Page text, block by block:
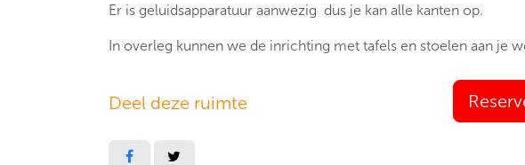
Er is geluidsapparatuur aanwezig dus je kan alle kanten op.
In overleg kunnen we de inrichting met tafels en stoelen aan je
Deel deze ruimte